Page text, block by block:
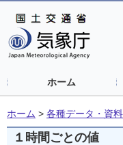
ホーム
ホーム > 各種データ・資料
１時間ごとの値